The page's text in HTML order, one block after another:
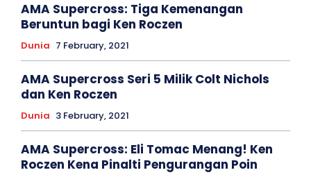
AMA Supercross: Tiga Kemenangan
Beruntun bagi Ken Roczen
Dunia 7 February, 2021
AMA Supercross Seri 5 Milik Colt Nichols
dan Ken Roczen
Dunia 3 February, 2021
AMA Supercross: Eli Tomac Menang! Ken
Roczen Kena Pinalti Pengurangan Poin